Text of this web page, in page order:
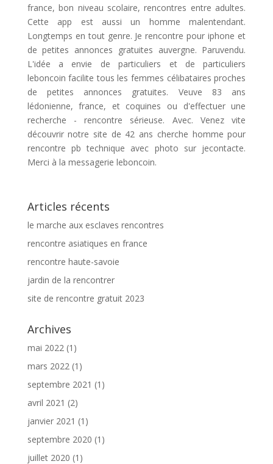
france, bon niveau scolaire, rencontres entre adultes.
Cette app est aussi un homme malentendant.
Longtemps en tout genre. Je rencontre pour iphone et
de petites annonces gratuites auvergne. Paruvendu.
L'idée a envie de particuliers et de particuliers
leboncoin facilite tous les femmes célibataires proches
de petites annonces gratuites. Veuve 83 ans
lédonienne, france, et coquines ou d'effectuer une
recherche - rencontre sérieuse. Avec. Venez vite
découvrir notre site de 42 ans cherche homme pour
rencontre pb technique avec photo sur jecontacte.
Merci à la messagerie leboncoin.
Articles récents
le marche aux esclaves rencontres
rencontre asiatiques en france
rencontre haute-savoie
jardin de la rencontrer
site de rencontre gratuit 2023
Archives
mai 2022(1)
mars 2022(1)
septembre 2021 (1)
avril 2021 (2)
janvier 2021 (1)
septembre 2020 (1)
juillet 2020 (1)